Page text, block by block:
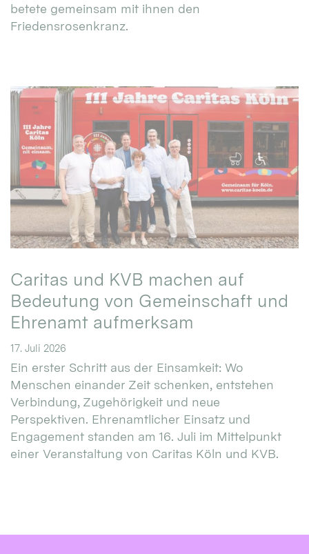
betete gemeinsam mit ihnen den
Friedensrosenkranz.
Caritas und KVB machen auf
Bedeutung von Gemeinschaft und
Ehrenamt aufmerksam
17. Juli 2026
Ein erster Schritt aus der Einsamkeit: Wo
Menschen einander Zeit schenken, entstehen
Verbindung, Zugehörigkeit und neue
Perspektiven. Ehrenamtlicher Einsatz und
Engagement standen am 16. Juli im Mittelpunkt
einer Veranstaltung von Caritas Köln und KVB.